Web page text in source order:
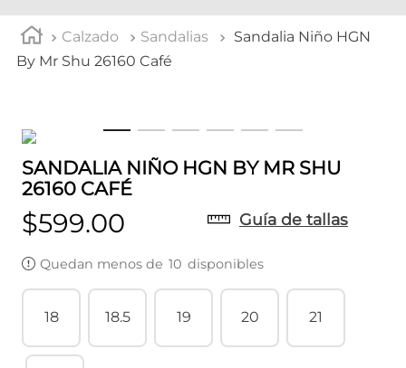
Calzado Sandalias
Sandalia Niño HGN
By Mr Shu 26160 Café
SANDALIA NIÑO HGN BY MR SHU
26160 CAFÉ
$599.00 Guía de tallas
Quedan menos de 10 disponibles
18 18.5 19 20 21
5. tenis